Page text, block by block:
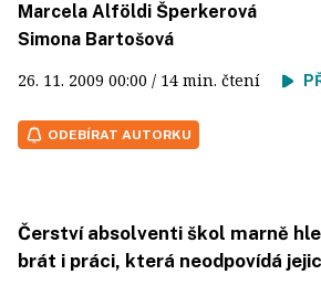
Marcela Alföldi Šperkerová
Simona Bartošová
26. 11. 2009 00:00 / 14 min. čtení
ODEBÍRAT AUTORKU
Čerství absolventi škol marně
brát i práci, která neodpovídá